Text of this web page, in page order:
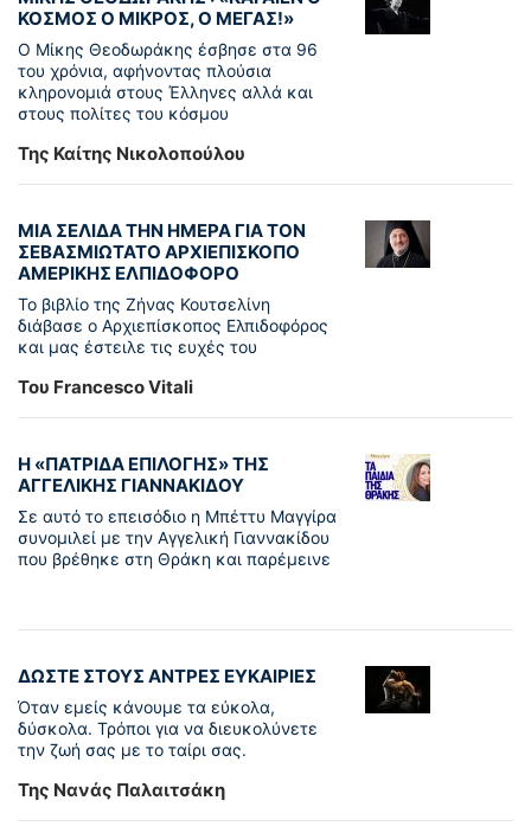
ΚΟΣΜΟΣ Ο ΜΙΚΡΟΣ, Ο ΜΕΓΑΣ!»
Ο Μίκης Θεοδωράκης έσβησε στα 96
του χρόνια, αφήνοντας πλούσια
κληρονομιά στους Έλληνες αλλά και
στους πολίτες του κόσμου
Της Καίτης Νικολοπούλου
ΜΙΑ ΣΕΛΙΔΑ ΤΗΝ ΗΜΕΡΑ ΓΙΑ ΤΟΝ
ΣΕΒΑΣΜΙΩΤΑΤΟ ΑΡΧΙΕΠΙΣΚΟΠΟ
ΑΜΕΡΙΚΗΣ ΕΛΠΙΔΟΦΟΡΟ
Το βιβλίο της Ζήνας Κουτσελίνη
διάβασε ο Αρχιεπίσκοπος Ελπιδοφόρος
και μας έστειλε τις ευχές του
Του Francesco Vitali
Η «ΠΑΤΡΊΔΑ ΕΠΙΛΟΓΉΣ» ΤΗΣ
ΑΓΓΕΛΙΚΉΣ ΓΙΑΝΝΑΚΊΔΟΥ
Σε αυτό το επεισόδιο η Μπέττυ Μαγγίρα
συνομιλεί με την Αγγελική Γιαννακίδου
που βρέθηκε στη Θράκη και παρέμεινε
ΔΩΣΤΕ ΣΤΟΥΣ ΑΝΤΡΕΣ ΕΥΚΑΙΡΙΕΣ
Όταν εμείς κάνουμε τα εύκολα,
δύσκολα. Τρόποι για να διευκολύνετε
την ζωή σας με το ταίρι σας.
Της Νανάς Παλαιτσάκη